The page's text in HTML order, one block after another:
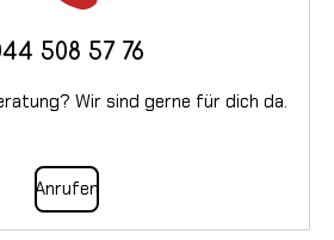
508 57 76
Wir sind gerne für dich da.
Anrufen